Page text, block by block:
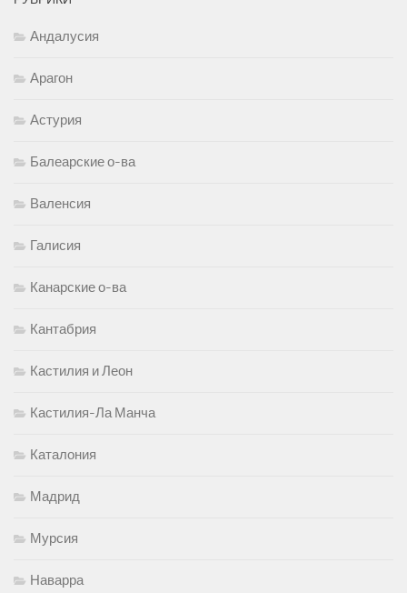
Андалусия
Арагон
Астурия
Балеарские о-ва
Валенсия
Галисия
Канарские о-ва
Кантабрия
Кастилия и Леон
Кастилия-Ла Манча
Каталония
Мадрид
Мурсия
Наварра